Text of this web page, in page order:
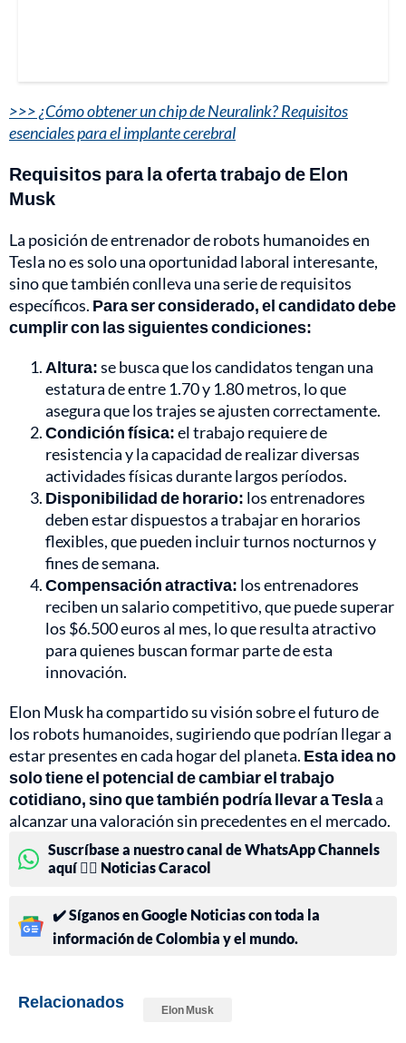
>>> ¿Cómo obtener un chip de Neuralink? Requisitos
esenciales para el implante cerebral
Requisitos para la oferta trabajo de Elon
Musk
La posición de entrenador de robots humanoides en
Tesla no es solo una oportunidad laboral interesante,
sino que también conlleva una serie de requisitos
específicos. Para ser considerado, el candidato debe
cumplir con las siguientes condiciones:
Altura:se busca que los candidatos tengan una
estatura de entre 1.70 y 1.80 metros, lo que
asegura que los trajes se ajusten correctamente.
Condición física:el trabajo requiere de
resistencia y la capacidad de realizar diversas
actividades físicas durante largos períodos.
Disponibilidad de horario: los entrenadores
deben estar dispuestos a trabajar en horarios
flexibles, que pueden incluir turnos nocturnos y
fines de semana.
Compensación atractiva: los entrenadores
reciben un salario competitivo, que puede superar
los $6.500 euros al mes, lo que resulta atractivo
para quienes buscan formar parte de esta
innovación.
Elon Musk ha compartido su visión sobre el futuro de
los robots humanoides, sugiriendo que podrían llegar a
estar presentes en cada hogar del planeta. Esta idea no
solo tiene el potencial de cambiar el trabajo
cotidiano, sino que también podría llevar a Teslaa
alcanzar una valoración sin precedentes en el mercado.
Suscríbase a nuestro canal de WhatsApp Channels
aquí 👉🏻 Noticias Caracol
✔️ Síganos en Google Noticias con toda la
información de Colombia y el mundo.
Relacionados Elon Musk